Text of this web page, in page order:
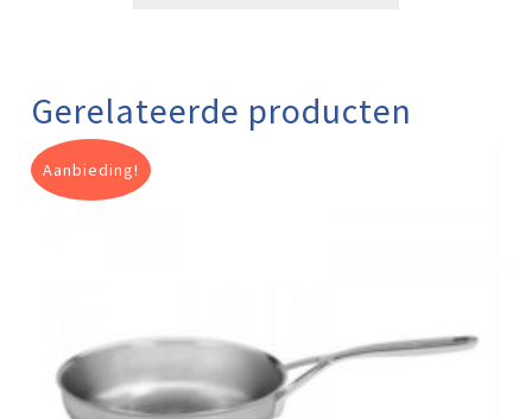
Gerelateerde producten
Aanbieding!